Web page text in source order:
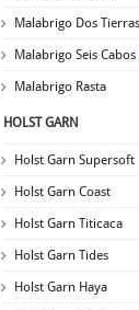
Malabrigo Dos Tierras
Malabrigo Seis Cabos
Malabrigo Rasta
HOLST GARN
Holst Garn Supersoft
Holst Garn Coast
Holst Garn Titicaca
Holst Garn Tides
Holst Garn Haya